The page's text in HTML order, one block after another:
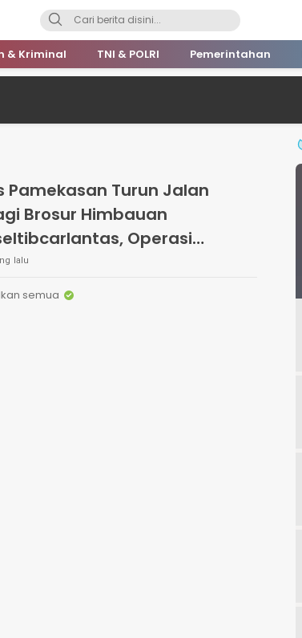
& Kriminal TNI & POLRI Pemerintahan
Pamekasan Turun Jalan
Brosur Himbauan
Operasi
Semeru 2024
lalu
semua